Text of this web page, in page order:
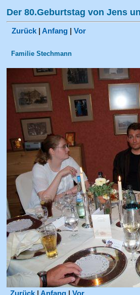
Der 80.Geburtstag von Jens
Zurück | Anfang | Vor
Familie Stechmann
Zurück | Anfang | Vor